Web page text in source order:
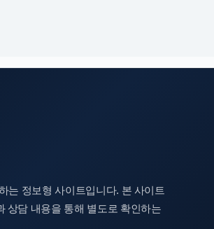
는 정보형 사이트입니다. 본 사이트
상담 내용을 통해 별도로 확인하는